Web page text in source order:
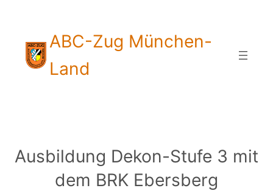
springen ABC-Zug München-
Land
Ausbildung Dekon-Stufe 3 mit
dem BRK Ebersberg